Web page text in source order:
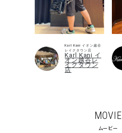
価格から探す
円 ～
並び順
Karl Kani イオン越谷
レイクタウン店
Karl Kani イ
オン越谷レ
イクタウン
店
MOVIE
ムービー